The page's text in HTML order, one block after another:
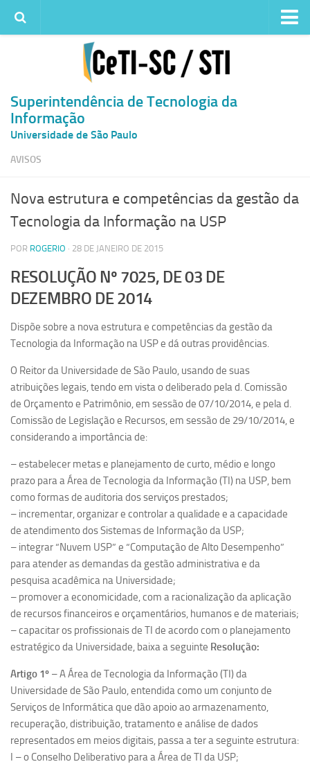
Quem somos
Histórico
Metas e ações
Superintendência de TI
Atendimento
Competências
Infraestrutura
Serviços
Sistemas
Contato
Localização
Superintendência de Tecnologia da
Informação
Universidade de São Paulo
AVISOS
Nova estrutura e competências da gestão da
Tecnologia da Informação na USP
POR ROGERIO · 28 DE JANEIRO DE 2015
RESOLUÇÃO Nº 7025, DE 03 DE
DEZEMBRO DE 2014
Dispõe sobre a nova estrutura e competências da gestão da
Tecnologia da Informação na USP e dá outras providências.
O Reitor da Universidade de São Paulo, usando de suas
atribuições legais, tendo em vista o deliberado pela d. Comissão
de Orçamento e Patrimônio, em sessão de 07/10/2014, e pela d.
Comissão de Legislação e Recursos, em sessão de 29/10/2014, e
considerando a importância de:
– estabelecer metas e planejamento de curto, médio e longo
prazo para a Área de Tecnologia da Informação (TI) na USP, bem
como formas de auditoria dos serviços prestados;
– incrementar, organizar e controlar a qualidade e a capacidade
de atendimento dos Sistemas de Informação da USP;
– integrar “Nuvem USP” e “Computação de Alto Desempenho”
para atender as demandas da gestão administrativa e da
pesquisa acadêmica na Universidade;
– promover a economicidade, com a racionalização da aplicação
de recursos financeiros e orçamentários, humanos e de materiais;
– capacitar os profissionais de TI de acordo com o planejamento
estratégico da Universidade, baixa a seguinte Resolução:
Artigo 1º – A Área de Tecnologia da Informação (TI) da
Universidade de São Paulo, entendida como um conjunto de
Serviços de Informática que dão apoio ao armazenamento,
recuperação, distribuição, tratamento e análise de dados
representados em meios digitais, passa a ter a seguinte estrutura:
I – o Conselho Deliberativo para a Área de TI da USP;